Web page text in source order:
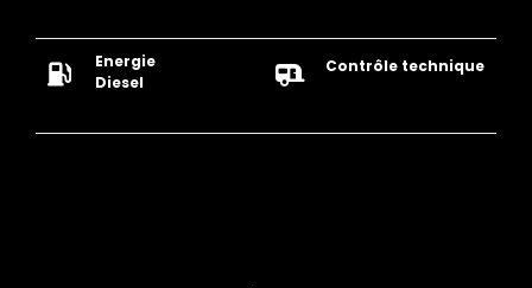
Energie
Diesel
Contrôle technique